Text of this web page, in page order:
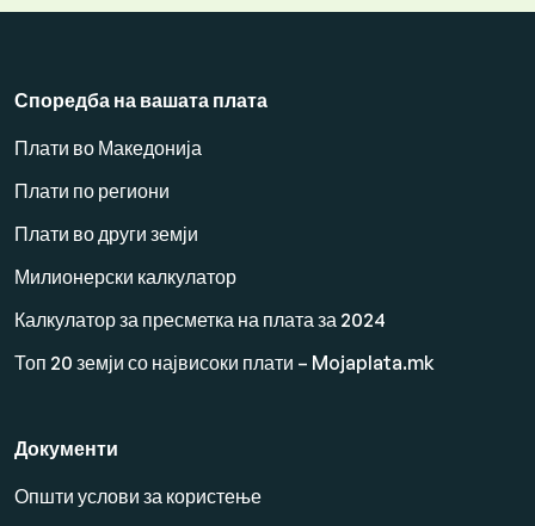
Споредба на вашата плата
Плати во Македонија
Плати по региони
Плати во други земји
Милионерски калкулатор
Калкулатор за пресметка на плата за 2024
Топ 20 земји со највисоки плати – Mojaplata.mk
Документи
Општи услови за користење